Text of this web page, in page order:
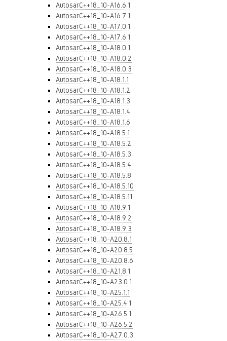
AutosarC++18_10-A16.6.1
AutosarC++18_10-A16.7.1
AutosarC++18_10-A17.0.1
AutosarC++18_10-A17.6.1
AutosarC++18_10-A18.0.1
AutosarC++18_10-A18.0.2
AutosarC++18_10-A18.0.3
AutosarC++18_10-A18.1.1
AutosarC++18_10-A18.1.2
AutosarC++18_10-A18.1.3
AutosarC++18_10-A18.1.4
AutosarC++18_10-A18.1.6
AutosarC++18_10-A18.5.1
AutosarC++18_10-A18.5.2
AutosarC++18_10-A18.5.3
AutosarC++18_10-A18.5.4
AutosarC++18_10-A18.5.8
AutosarC++18_10-A18.5.10
AutosarC++18_10-A18.5.11
AutosarC++18_10-A18.9.1
AutosarC++18_10-A18.9.2
AutosarC++18_10-A18.9.3
AutosarC++18_10-A20.8.1
AutosarC++18_10-A20.8.5
AutosarC++18_10-A20.8.6
AutosarC++18_10-A21.8.1
AutosarC++18_10-A23.0.1
AutosarC++18_10-A25.1.1
AutosarC++18_10-A25.4.1
AutosarC++18_10-A26.5.1
AutosarC++18_10-A26.5.2
AutosarC++18_10-A27.0.3